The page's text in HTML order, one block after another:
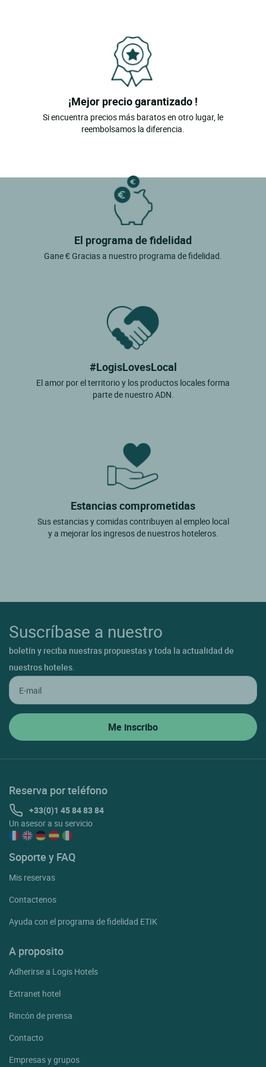
¡Mejor precio garantizado !
Si encuentra precios más baratos en otro lugar, le
reembolsamos la diferencia.
El programa de fidelidad
Gane € Gracias a nuestro programa de fidelidad.
#LogisLovesLocal
El amor por el territorio y los productos locales forma
parte de nuestro ADN.
Estancias comprometidas
Sus estancias y comidas contribuyen al empleo local
y a mejorar los ingresos de nuestros hoteleros.
Suscríbase a nuestro
boletín y reciba nuestras propuestas y toda la actualidad de
nuestros hoteles.
Reserva por teléfono
+33(0)1 45 84 83 84
Un asesor a su servicio
Soporte y FAQ
Mis reservas
Contactenos
Ayuda con el programa de fidelidad ETIK
A proposito
Adherirse a Logis Hotels
Extranet hotel
Rincón de prensa
Contacto
Empresas y grupos